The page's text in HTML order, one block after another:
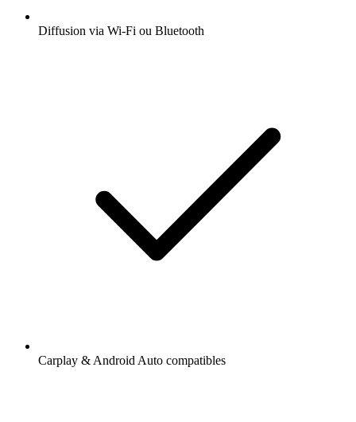
Diffusion via Wi-Fi ou Bluetooth
Carplay & Android Auto compatibles